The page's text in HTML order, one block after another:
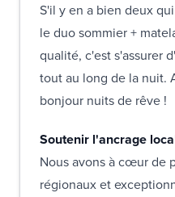
S'il y en a bien deux
le duo sommier +
qualité, c'est s'assurer
tout au long de la nuit.
bonjour nuits de rêve !
Soutenir l'ancrage
Nous avons à cœur de
régionaux et